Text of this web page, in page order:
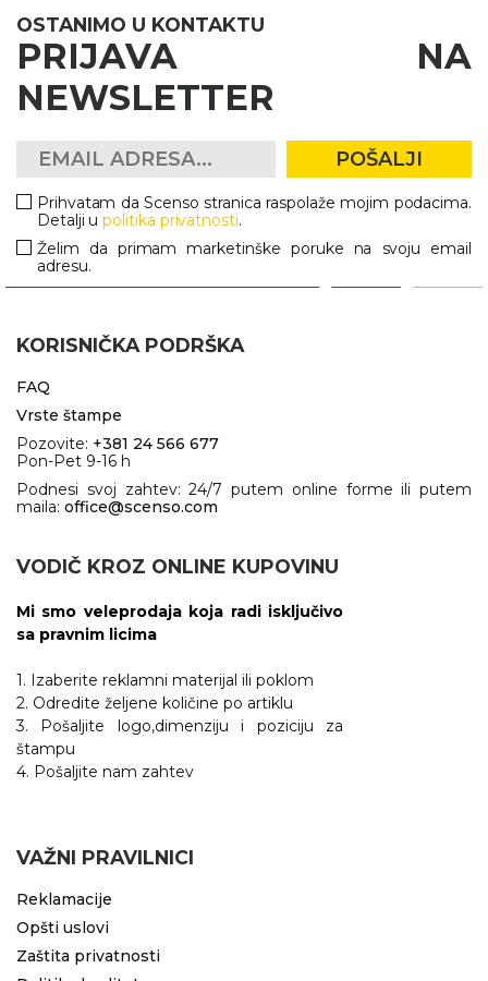
OSTANIMO U KONTAKTU
PRIJAVA NA
NEWSLETTER
POŠALJI
Prihvatam da Scenso stranica raspolaže mojim podacima.
Detalji upolitika privatnosti.
Želim da primam marketinške poruke na svoju email
adresu.
KORISNIČKA PODRŠKA
FAQ
Vrste štampe
Pozovite: +381 24 566 677
Pon-Pet 9-16 h
Podnesi svoj zahtev: 24/7 putem online forme ili putem
maila: office@scenso.com
VODIČ KROZ ONLINE KUPOVINU
Mi smo veleprodaja koja radi isključivo
sa pravnim licima
1. Izaberite reklamni materijal ili poklom
2. Odredite željene količine po artiklu
3. Pošaljite logo,dimenziju i poziciju za
štampu
4. Pošaljite nam zahtev
VAŽNI PRAVILNICI
Reklamacije
Opšti uslovi
Zaštita privatnosti